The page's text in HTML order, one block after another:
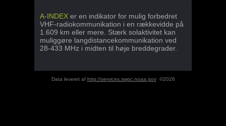
A-INDEX er en indikator for mulig forbedret
VHF-radiokommunikation i en rækkevidde på
1.609 km eller mere. Stærk solaktivitet kan
muliggøre langdistancekommunikation ved
28-433 MHz i midten til høje breddegrader.
Data leveret af http://services.swpc.noaa.gov©2026